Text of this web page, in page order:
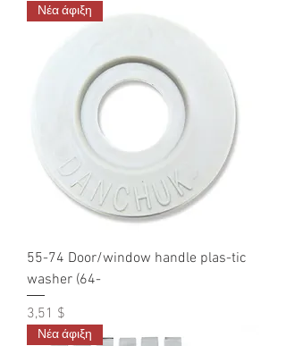
Νέα άφιξη
55-74 Door/window handle plas-tic
washer (64-
Τιμή
3,51 $
Νέα άφιξη